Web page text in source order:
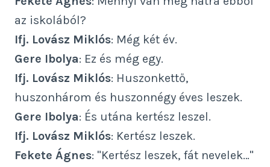
az iskolából?
Ifj. Lovász Miklós: Még két év.
Gere Ibolya: Ez és még egy.
Ifj. Lovász Miklós: Huszonkettő,
huszonhárom és huszonnégy éves leszek.
Gere Ibolya: És utána kertész leszel.
Ifj. Lovász Miklós: Kertész leszek.
Fekete Ágnes: "Kertész leszek, fát nevelek…"